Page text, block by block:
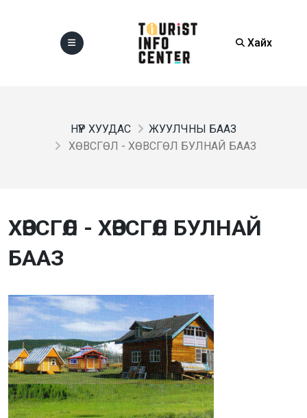
Хайх
НҮҮР ХУУДАС
ЖУУЛЧНЫ БААЗ
ХӨВСГӨЛ - ХӨВСГӨЛ БУЛНАЙ БААЗ
ХӨВСГӨЛ - ХӨВСГӨЛ БУЛНАЙ
БААЗ